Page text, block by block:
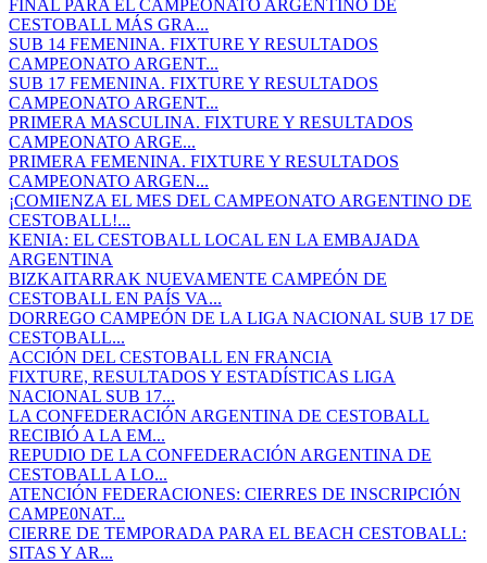
FINAL PARA EL CAMPEONATO ARGENTINO DE
CESTOBALL MÁS GRA...
SUB 14 FEMENINA. FIXTURE Y RESULTADOS
CAMPEONATO ARGENT...
SUB 17 FEMENINA. FIXTURE Y RESULTADOS
CAMPEONATO ARGENT...
PRIMERA MASCULINA. FIXTURE Y RESULTADOS
CAMPEONATO ARGE...
PRIMERA FEMENINA. FIXTURE Y RESULTADOS
CAMPEONATO ARGEN...
¡COMIENZA EL MES DEL CAMPEONATO ARGENTINO DE
CESTOBALL!...
KENIA: EL CESTOBALL LOCAL EN LA EMBAJADA
ARGENTINA
BIZKAITARRAK NUEVAMENTE CAMPEÓN DE
CESTOBALL EN PAÍS VA...
DORREGO CAMPEÓN DE LA LIGA NACIONAL SUB 17 DE
CESTOBALL...
ACCIÓN DEL CESTOBALL EN FRANCIA
FIXTURE, RESULTADOS Y ESTADÍSTICAS LIGA
NACIONAL SUB 17...
LA CONFEDERACIÓN ARGENTINA DE CESTOBALL
RECIBIÓ A LA EM...
REPUDIO DE LA CONFEDERACIÓN ARGENTINA DE
CESTOBALL A LO...
ATENCIÓN FEDERACIONES: CIERRES DE INSCRIPCIÓN
CAMPE0NAT...
CIERRE DE TEMPORADA PARA EL BEACH CESTOBALL:
SITAS Y AR...